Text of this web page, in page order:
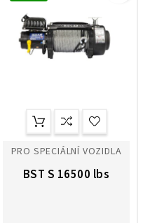
PRO SPECIÁLNÍ VOZIDLA
BST S 16500 lbs